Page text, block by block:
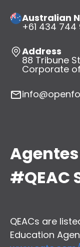
Australian
+61 434 744
Address
88 Tribune
Corporate
#QEAC
QEACs are
Education